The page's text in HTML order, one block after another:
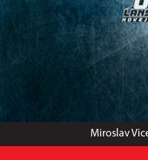
Miroslav